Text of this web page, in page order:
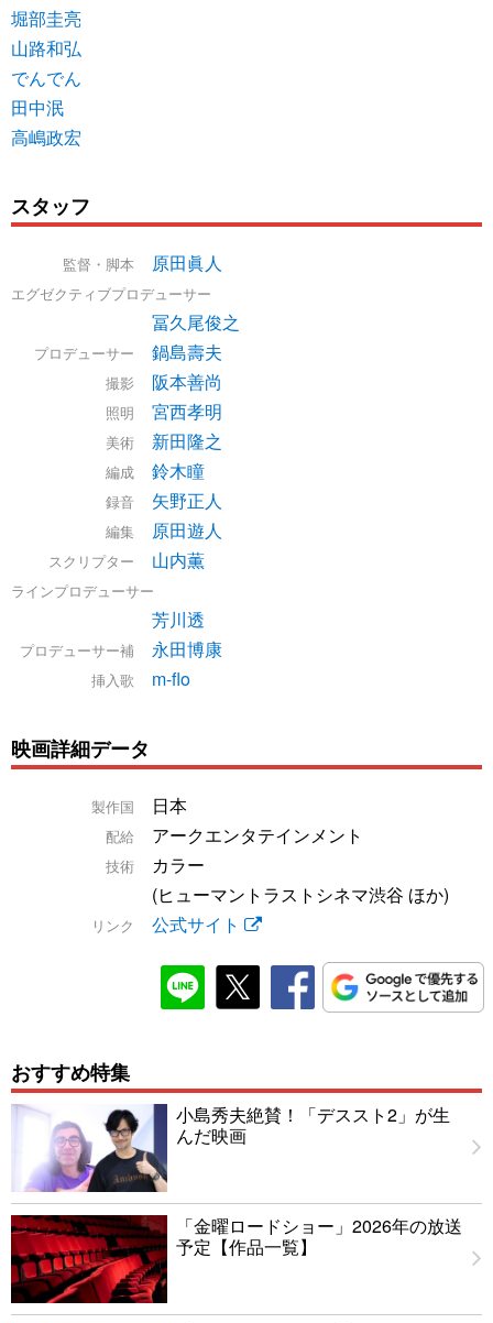
堀部圭亮
山路和弘
でんでん
田中泯
高嶋政宏
スタッフ
監督・脚本 原田眞人
エグゼクティブプロデューサー
冨久尾俊之
プロデューサー 鍋島壽夫
撮影 阪本善尚
照明 宮西孝明
美術 新田隆之
編成 鈴木瞳
録音 矢野正人
編集 原田遊人
スクリプター 山内薫
ラインプロデューサー
芳川透
プロデューサー補 永田博康
挿入歌 m-flo
映画詳細データ
製作国 日本
配給 アークエンタテインメント
技術
カラー
(ヒューマントラストシネマ渋谷 ほか)
リンク 公式サイト
おすすめ特集
小島秀夫絶賛！「デススト2」が生
んだ映画
「金曜ロードショー」2026年の放送
予定【作品一覧】